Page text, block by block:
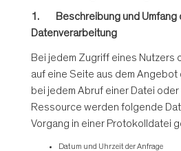
1. Beschreibung und Umfang
Datenverarbeitung
Bei jedem Zugriff eines Nutzers
auf eine Seite aus dem Angebot
bei jedem Abruf einer Datei
Ressource werden folgende
Vorgang in einer Protokolldatei
Datum und Uhrzeit der Anfrage